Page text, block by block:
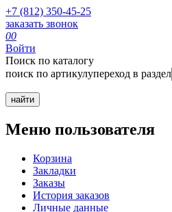
+7 (812) 350-45-25
заказать звонок
00
Войти
Поиск по каталогу
поиск по артикулупереход в раздел
Меню пользователя
Корзина
Закладки
Заказы
История заказов
Личные данные